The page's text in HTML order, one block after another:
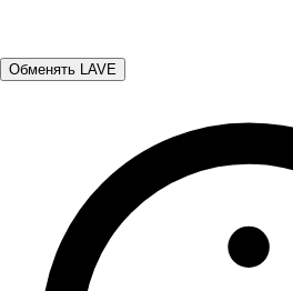
Обменять LAVE